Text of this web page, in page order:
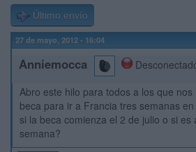
Último envío
27 de mayo, 2012 - 16:04
Anniemocca
Abro este hilo para todos a los que
beca para ir a Francia tres semanas
si la beca comienza el 2 de julio o si es
semana?